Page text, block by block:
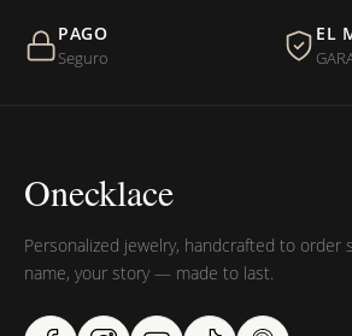
¿Sus productos son libres de níquel?
PAGO
Seguro
EL
Onecklace
Personalized jewelry, handcrafted to order
name, your story — made to last.